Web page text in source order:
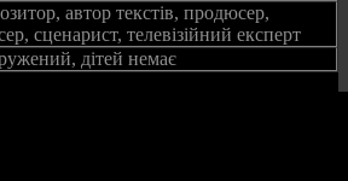
автор текстів, продюсер,
сценарист, телевізійний експерт
дітей немає